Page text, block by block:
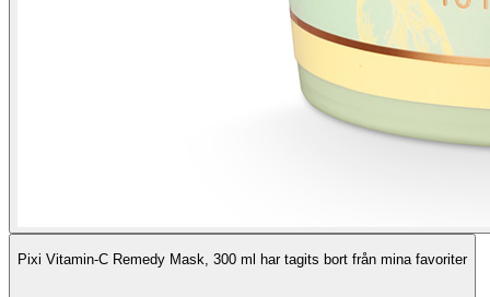
Pixi Vitamin-C Remedy Mask, 300 ml har tagits bort från mina favoriter